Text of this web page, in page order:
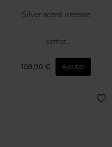
Silver scent intense
coffret
108,90 € Ajouter